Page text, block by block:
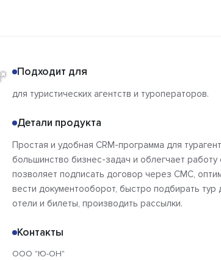
Подходит для
для туристических агентств и туроператоров.
Детали продукта
Простая и удобная CRM-программа для
большинство бизнес-задач и облегчает работу
позволяет подписать договор через СМС,
вести документооборот, быстро подбирать тур
отели и билеты, производить рассылки.
Контакты
ООО "Ю-ОН"